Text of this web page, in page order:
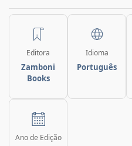
Editora
Zamboni
Books
Idioma
Português
Ano de Edição